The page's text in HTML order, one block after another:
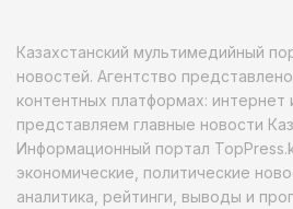
Казахстанский мультимедийный
новостей. Агентство
контентных платформах:
представляем главные новости
Информационный портал
экономические, политические
аналитика, рейтинги, выводы и